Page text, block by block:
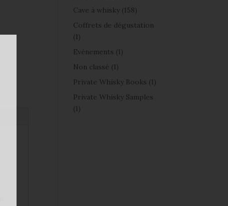
Cave à whisky (158)
Coffrets de dégustation
(1)
Evénements (1)
Non classé (1)
Private Whisky Books (1)
Private Whisky Samples
(1)